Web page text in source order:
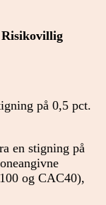
Risikovillig
på 0,5 pct.
en stigning på
og CAC40),